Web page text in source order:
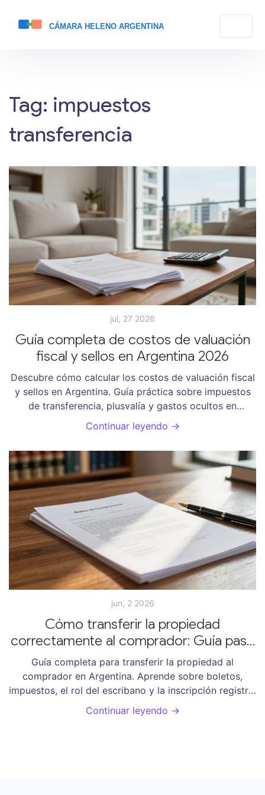
Tag: impuestos
transferencia
jul, 27 2026
Guía completa de costos de valuación
fiscal y sellos en Argentina 2026
Descubre cómo calcular los costos de valuación fiscal
y sellos en Argentina. Guía práctica sobre impuestos
de transferencia, plusvalía y gastos ocultos en
compraventas inmobiliarias.
Continuar leyendo →
jun, 2 2026
Cómo transferir la propiedad
correctamente al comprador: Guía paso
a paso en Argentina
Guía completa para transferir la propiedad al
comprador en Argentina. Aprende sobre boletos,
impuestos, el rol del escribano y la inscripción registral
para una venta segura.
Continuar leyendo →